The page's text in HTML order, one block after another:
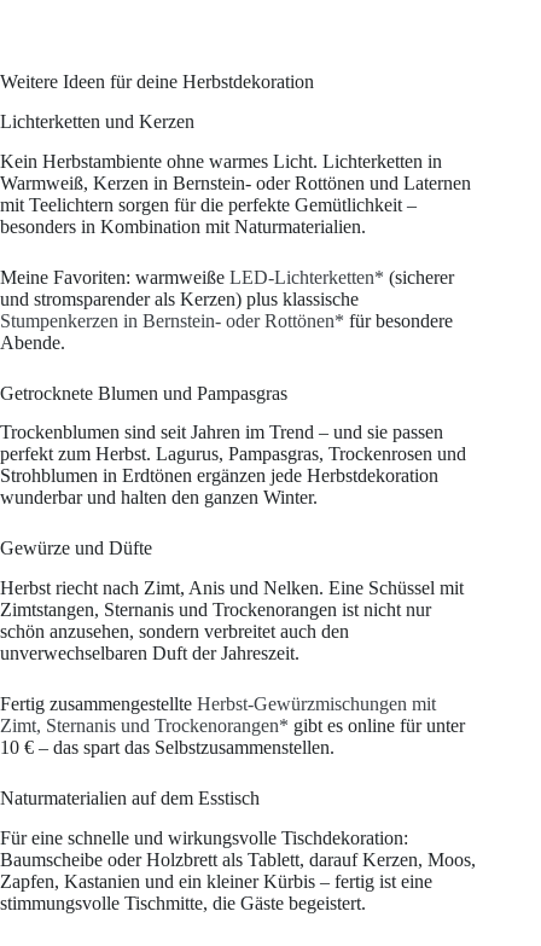
Weitere Ideen für deine Herbstdekoration
Lichterketten und Kerzen
Kein Herbstambiente ohne warmes Licht. Lichterketten in
Warmweiß, Kerzen in Bernstein- oder Rottönen und Laternen
mit Teelichtern sorgen für die perfekte Gemütlichkeit –
besonders in Kombination mit Naturmaterialien.
Meine Favoriten: warmweiße LED-Lichterketten* (sicherer
und stromsparender als Kerzen) plus klassische
Stumpenkerzen in Bernstein- oder Rottönen* für besondere
Abende.
Getrocknete Blumen und Pampasgras
Trockenblumen sind seit Jahren im Trend – und sie passen
perfekt zum Herbst. Lagurus, Pampasgras, Trockenrosen und
Strohblumen in Erdtönen ergänzen jede Herbstdekoration
wunderbar und halten den ganzen Winter.
Gewürze und Düfte
Herbst riecht nach Zimt, Anis und Nelken. Eine Schüssel mit
Zimtstangen, Sternanis und Trockenorangen ist nicht nur
schön anzusehen, sondern verbreitet auch den
unverwechselbaren Duft der Jahreszeit.
Fertig zusammengestellte Herbst-Gewürzmischungen mit
Zimt, Sternanis und Trockenorangen* gibt es online für unter
10 € – das spart das Selbstzusammenstellen.
Naturmaterialien auf dem Esstisch
Für eine schnelle und wirkungsvolle Tischdekoration:
Baumscheibe oder Holzbrett als Tablett, darauf Kerzen, Moos,
Zapfen, Kastanien und ein kleiner Kürbis – fertig ist eine
stimmungsvolle Tischmitte, die Gäste begeistert.